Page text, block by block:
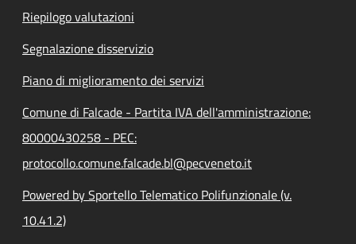
Riepilogo valutazioni
Segnalazione disservizio
Piano di miglioramento dei servizi
Comune di Falcade - Partita IVA dell'amministrazione:
80000430258 - PEC:
protocollo.comune.falcade.bl@pecveneto.it
Powered by Sportello Telematico Polifunzionale (v.
10.41.2)